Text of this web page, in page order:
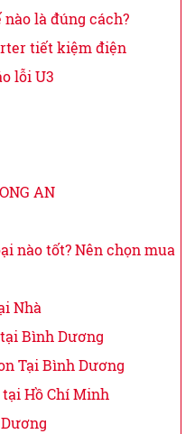
là đúng cách?
tiết kiệm điện
lỗi U3
AN
nào tốt? Nên chọn mua
Nhà
Bình Dương
Tại Bình Dương
Hồ Chí Minh